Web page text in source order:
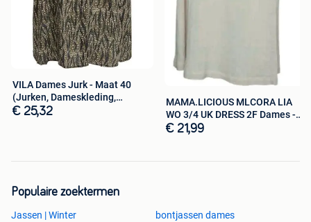
VILA Dames Jurk - Maat 40
(Jurken, Dameskleding,
Kleding)
€ 25,32
MAMA.LICIOUS MLCORA LIA
WO 3/4 UK DRESS 2F Dames -
Maat M
€ 21,99
Populaire zoektermen
Jassen | Winter
bontjassen dames